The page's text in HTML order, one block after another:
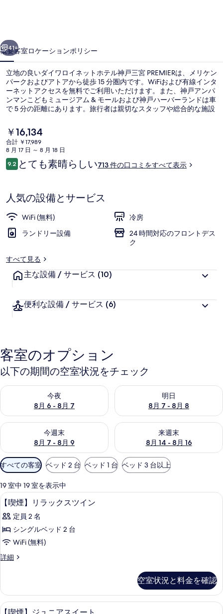
ト
ホ
テ
ル
神
戸
三
宮
PREMIER
写
真
ギ
ャ
41+
概要客室ロケーションポリシー
立地の良いダイワロイネットホテル神戸三宮 PREMIERは、メリケン
パークおよびアトアから徒歩 15 分圏内です。WiFiおよび有線インタ
ーネットアクセスを無料でご利用いただけます。また、神戸アンパ
ンマンこどもミュージアム & モールおよび神戸ハーバーランドは車
で 5 分の距離にあります。旅行者は親切なスタッフや総合的な施設
てすぐ公共交通機関を利用できます。地下鉄 旧居留地 大丸前駅ま
では 3 分、地下鉄 三宮 花時計前駅までは 5 分です。
現
在
の
料
金
で
す
￥16,134
合計 ￥17,989
8 月 17 日 ～ 8 月 18 日
口
コ
9.210段階中9.2
とても素晴らしい713 件の口コミをすべて表示
人気の設備とサービス
WiFi (無料)
冷房
ランドリー設備
24 時間対応のフロントデス
ク
すべて見る
主な設備 / サービス (10)
便利な設備 / サービス (6)
客室のオプション
以下の期間の空室状況をチェック
今夜
8月 6 - 8月 7
今夜 8月 6 - 8月 7 の空室状況をチェック
明日
8月 7 - 8月 8
明日 8月 7 - 8月 8 の空室状況
今週末
8月 7 - 8月 9
今週末 8月 7 - 8月 9 の空室状況をチェック
来週末
8月 14 - 8月 16
来週末 8月 14 - 8月 16 の空室
利
用
可
能
な
客
室
の
り
条
件
すべての客室 ベッド 2 台 ベッド 1 台 ベッド 3 台以上
19 室中 19 室を表示中
【喫
煙】
リ
ラ
ク
ツ
イ
セーフティボックス (室内)、遮光カ
1
【喫煙】リラックスツイン
定員 2 名
シングルベッド 2 台
WiFi (無料)
詳細
【喫
ッ
ク
ス
空室状況と料金を確認
【喫
1